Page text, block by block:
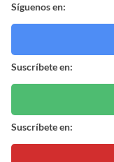
Síguenos en:
Suscríbete en:
Suscríbete en: